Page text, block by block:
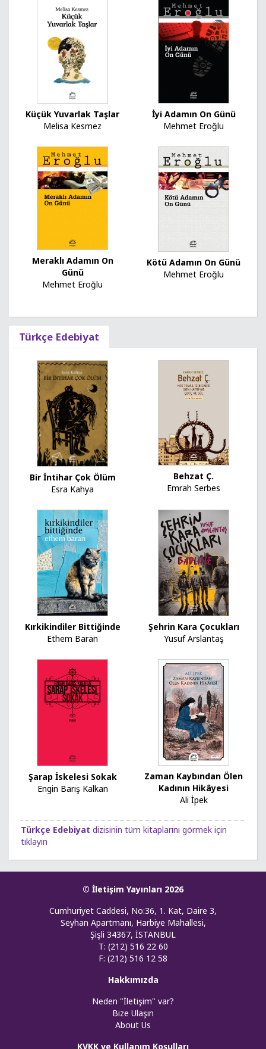
Küçük Yuvarlak Taşlar
Melisa Kesmez
İyi Adamın On Günü
Mehmet Eroğlu
Meraklı Adamın On
Günü
Mehmet Eroğlu
Kötü Adamın On Günü
Mehmet Eroğlu
Türkçe Edebiyat
Bir İntihar Çok Ölüm
Esra Kahya
Behzat Ç.
Emrah Serbes
Kırkikindiler Bittiğinde
Ethem Baran
Şehrin Kara Çocukları
Yusuf Arslantaş
Şarap İskelesi Sokak
Engin Barış Kalkan
Zaman Kaybından Ölen
Kadının Hikâyesi
Ali İpek
Türkçe Edebiyat dizisinin tüm kitaplarını görmek için
tıklayın
© İletişim Yayınları 2026
Cumhuriyet Caddesi, No:36, 1. Kat, Daire 3,
Seyhan Apartmanı, Harbiye Mahallesi,
Şişli 34367, İSTANBUL
T: (212) 516 22 60
F: (212) 516 12 58
Hakkımızda
Neden "İletişim" var?
Bize Ulaşın
About Us
KVKK ve Kullanım Koşulları